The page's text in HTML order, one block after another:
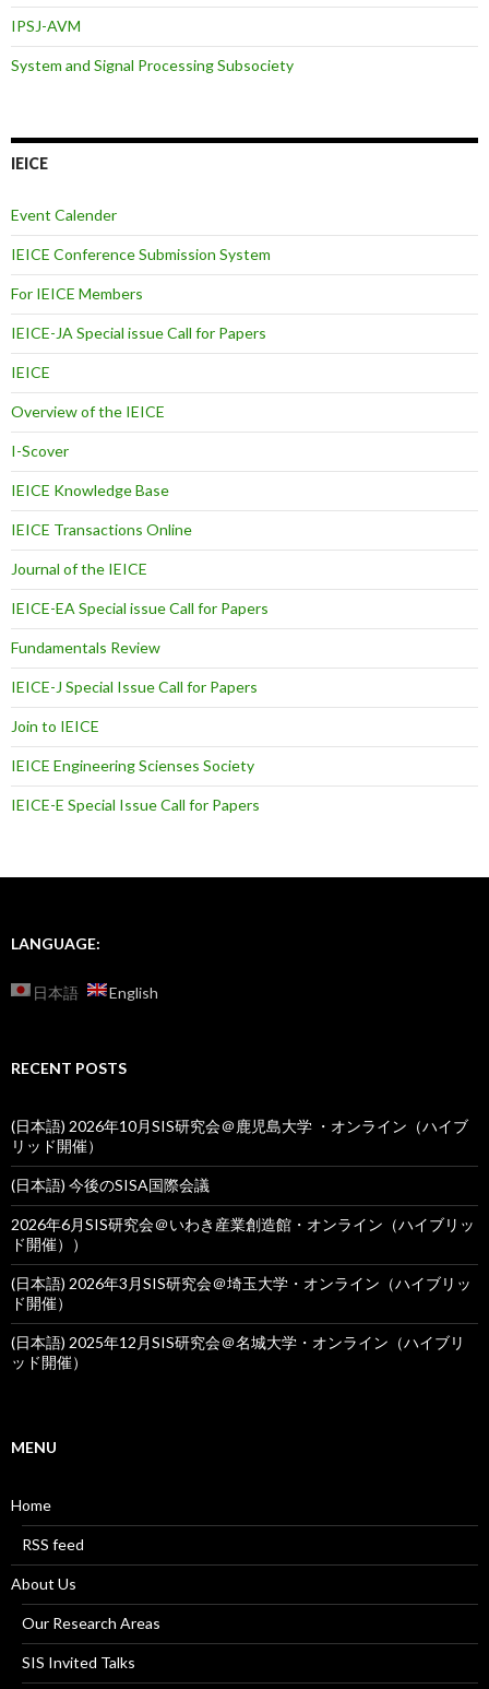
IPSJ-AVM
System and Signal Processing Subsociety
IEICE
Event Calender
IEICE Conference Submission System
For IEICE Members
IEICE-JA Special issue Call for Papers
IEICE
Overview of the IEICE
I-Scover
IEICE Knowledge Base
IEICE Transactions Online
Journal of the IEICE
IEICE-EA Special issue Call for Papers
Fundamentals Review
IEICE-J Special Issue Call for Papers
Join to IEICE
IEICE Engineering Scienses Society
IEICE-E Special Issue Call for Papers
LANGUAGE:
日本語 English
RECENT POSTS
(日本語) 2026年10月SIS研究会＠鹿児島大学 ・オンライン（ハイブ
リッド開催）
(日本語) 今後のSISA国際会議
2026年6月SIS研究会＠いわき産業創造館・オンライン（ハイブリッ
ド開催））
(日本語) 2026年3月SIS研究会＠埼玉大学・オンライン（ハイブリッ
ド開催）
(日本語) 2025年12月SIS研究会＠名城大学・オンライン（ハイブリ
ッド開催）
MENU
Home
RSS feed
About Us
Our Research Areas
SIS Invited Talks